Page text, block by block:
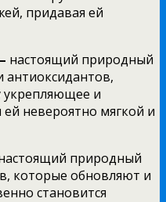
придавая ей
настоящий природный
антиоксидантов,
и
невероятно мягкой и
природный
которые обновляют и
становится